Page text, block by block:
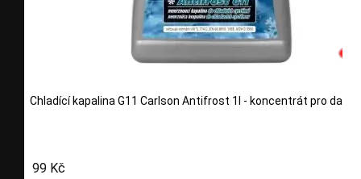
Chladící kapalina G11 Carlson Antifrost 1l - koncentrát pro další
99 Kč